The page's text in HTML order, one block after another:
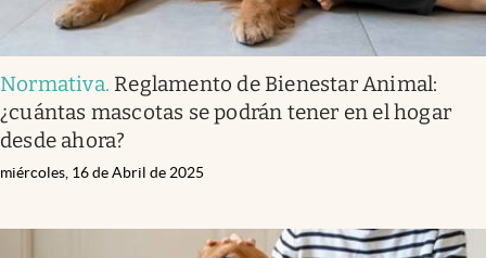
Normativa. Reglamento de Bienestar Animal:
¿cuántas mascotas se podrán tener en el hogar
desde ahora?
miércoles, 16 de Abril de 2025